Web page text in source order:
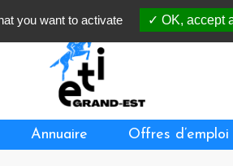
Annuaire Offres d’emploi
you want to activate OK, accept